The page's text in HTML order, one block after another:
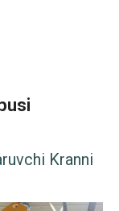
Kranni